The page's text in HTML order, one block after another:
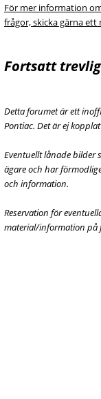
För mer information
frågor, skicka gärna ett
Fortsatt
Detta forumet är ett
Pontiac. Det är ej
Eventuellt lånade bilder
ägare och har
och information.
Reservation för
material/information på